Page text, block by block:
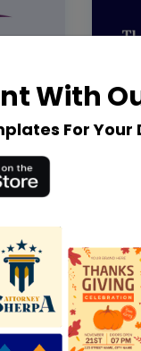
With
For Your